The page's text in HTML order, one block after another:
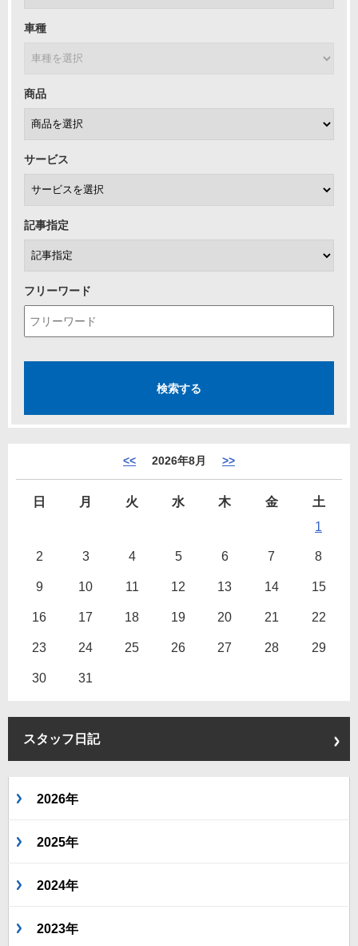
車種
商品
サービス
記事指定
フリーワード
<< 2026年8月 >>
日 月 火 水 木 金
土
1
2 3 4 5 6 7 8
9 10 11 12 13 14 15
16 17 18 19 20 21 22
23 24 25 26 27 28 29
30 31
スタッフ日記
2026年
2025年
2024年
2023年